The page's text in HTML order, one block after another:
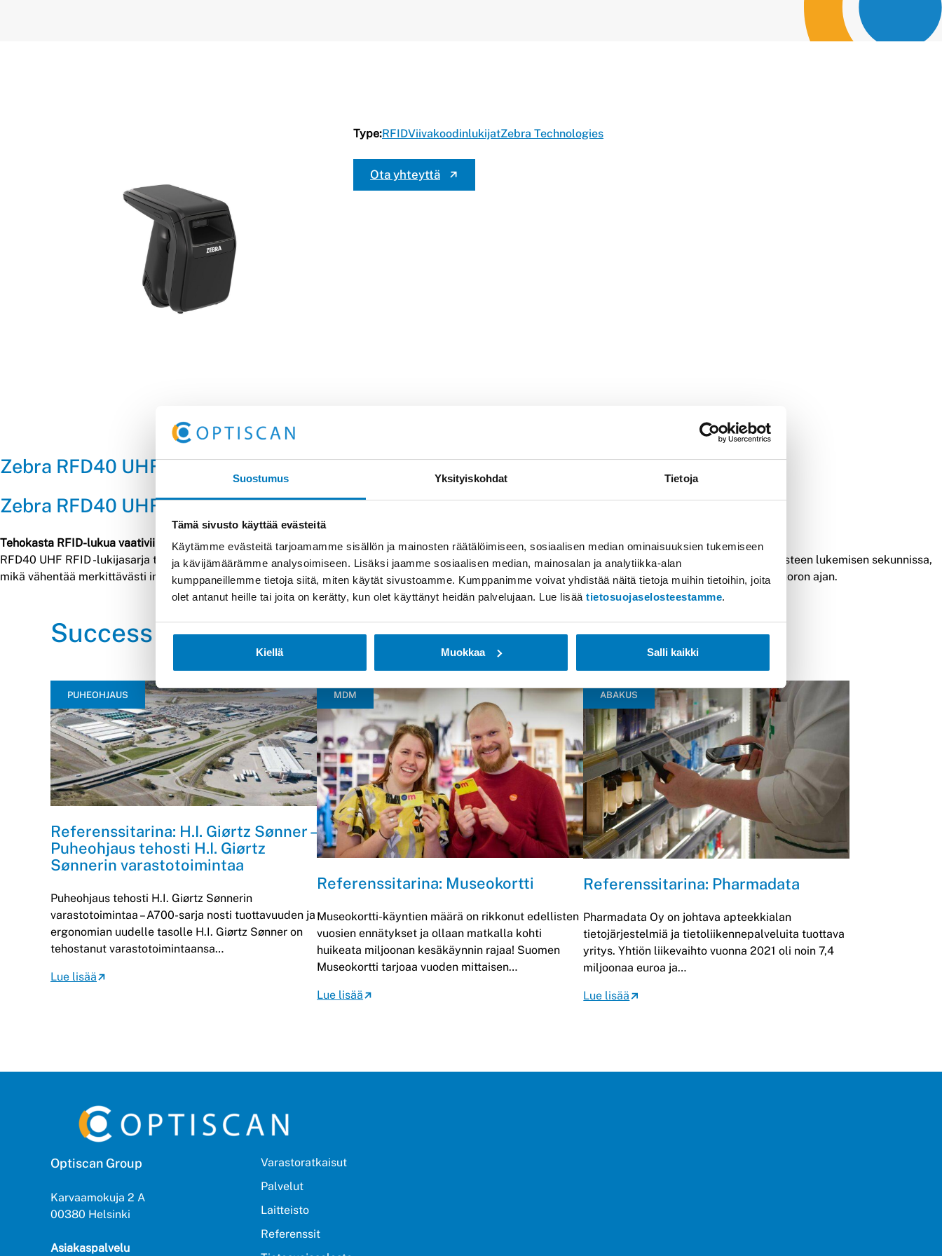
Suostumus Yksityiskohdat Tietoja
Tämä sivusto käyttää evästeitä
Käytämme evästeitä tarjoamamme sisällön ja mainosten räätälöimiseen, sosiaalisen median ominaisuuksien tukemiseen
ja kävijämäärämme analysoimiseen. Lisäksi jaamme sosiaalisen median, mainosalan ja analytiikka-alan
kumppaneillemme tietoja siitä, miten käytät sivustoamme. Kumppanimme voivat yhdistää näitä tietoja muihin tietoihin, joita
olet antanut heille tai joita on kerätty, kun olet käyttänyt heidän palvelujaan. Lue lisää tietosuojaselosteestamme.
Kiellä Muokkaa Salli kaikki
Type:RFIDViivakoodinlukijatZebra Technologies
Ota yhteyttä
Zebra RFD40 UHF RFID -lukijasarja: nopea ja joustava RFID-ratkaisu tulevaisuuteen
Zebra RFD40 UHF RFID Sleds
Tehokasta RFID-lukua vaativiin työympäristöihin
RFD40 UHF RFID -lukijasarja tuo nopeutta ja joustavuutta varastonhallintaan ja inventointiin. Alan huipputason suorituskyky mahdollistaa yli 1300 tunnisteen lukemisen sekunnissa,
mikä vähentää merkittävästi inventointiin kuluvaa aikaa. Parannettu ergonomia ja suurempi akkukapasiteetti tukevat tehokasta työskentelyä koko työvuoron ajan.
Success stories
PUHEOHJAUS
Referenssitarina: H.I. Giørtz Sønner –
Puheohjaus tehosti H.I. Giørtz
Sønnerin varastotoimintaa
Puheohjaus tehosti H.I. Giørtz Sønnerin
varastotoimintaa – A700-sarja nosti tuottavuuden ja
ergonomian uudelle tasolle H.I. Giørtz Sønner on
tehostanut varastotoimintaansa…
Lue lisää
MDM
Referenssitarina: Museokortti
Museokortti-käyntien määrä on rikkonut edellisten
vuosien ennätykset ja ollaan matkalla kohti
huikeata miljoonan kesäkäynnin rajaa! Suomen
Museokortti tarjoaa vuoden mittaisen…
Lue lisää
ABAKUS
Referenssitarina: Pharmadata
Pharmadata Oy on johtava apteekkialan
tietojärjestelmiä ja tietoliikennepalveluita tuottava
yritys. Yhtiön liikevaihto vuonna 2021 oli noin 7,4
miljoonaa euroa ja…
Lue lisää
Optiscan Group
Karvaamokuja 2 A
00380 Helsinki
Asiakaspalvelu
Varastoratkaisut
Palvelut
Laitteisto
Referenssit